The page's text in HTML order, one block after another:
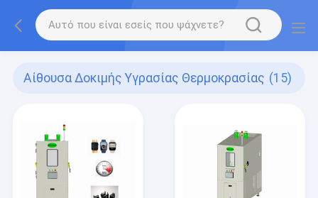
Αίθουσα Δοκιμής Υγρασίας Θερμοκρασίας (15)